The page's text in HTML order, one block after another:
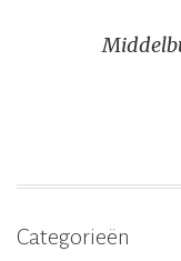
Categorieën